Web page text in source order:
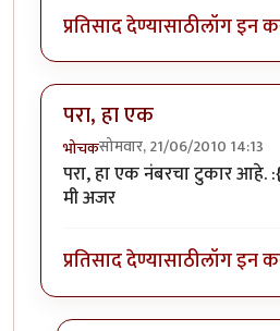
प्रतिसाद देण्यासाठीलॉग इन
परा, हा एक
भोचकसोमवार, 21/06/2010 14:13
परा, हा एक नंबरचा टुकार
मी अजर
प्रतिसाद देण्यासाठीलॉग इन